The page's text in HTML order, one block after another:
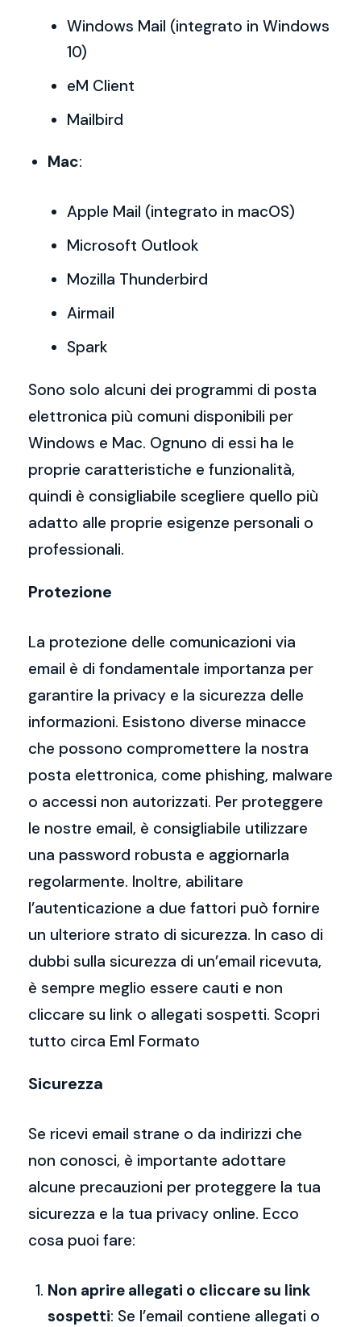
Windows Mail (integrato in Windows
10)
eM Client
Mailbird
Mac:
Apple Mail (integrato in macOS)
Microsoft Outlook
Mozilla Thunderbird
Airmail
Spark
Sono solo alcuni dei programmi di posta
elettronica più comuni disponibili per
Windows e Mac. Ognuno di essi ha le
proprie caratteristiche e funzionalità,
quindi è consigliabile scegliere quello più
adatto alle proprie esigenze personali o
professionali.
Protezione
La protezione delle comunicazioni via
email è di fondamentale importanza per
garantire la privacy e la sicurezza delle
informazioni. Esistono diverse minacce
che possono compromettere la nostra
posta elettronica, come phishing, malware
o accessi non autorizzati. Per proteggere
le nostre email, è consigliabile utilizzare
una password robusta e aggiornarla
regolarmente. Inoltre, abilitare
l’autenticazione a due fattori può fornire
un ulteriore strato di sicurezza. In caso di
dubbi sulla sicurezza di un’email ricevuta,
è sempre meglio essere cauti e non
cliccare su link o allegati sospetti. Scopri
tutto circa Eml Formato
Sicurezza
Se ricevi email strane o da indirizzi che
non conosci, è importante adottare
alcune precauzioni per proteggere la tua
sicurezza e la tua privacy online. Ecco
cosa puoi fare:
Non aprire allegati o cliccare su link
sospetti: Se l’email contiene allegati o